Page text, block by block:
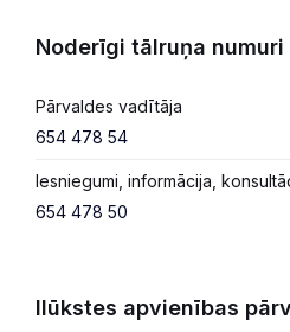
Noderīgi tālruņa numuri
Pārvaldes vadītāja
654 478 54
Iesniegumi, informācija,
654 478 50
Ilūkstes apvienības